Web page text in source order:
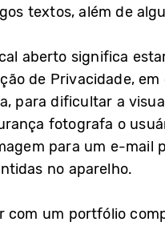
textos, além de
aberto significa
de Privacidade,
para dificultar a
fotografa o
para um e-mail
no aparelho.
com um portfólio